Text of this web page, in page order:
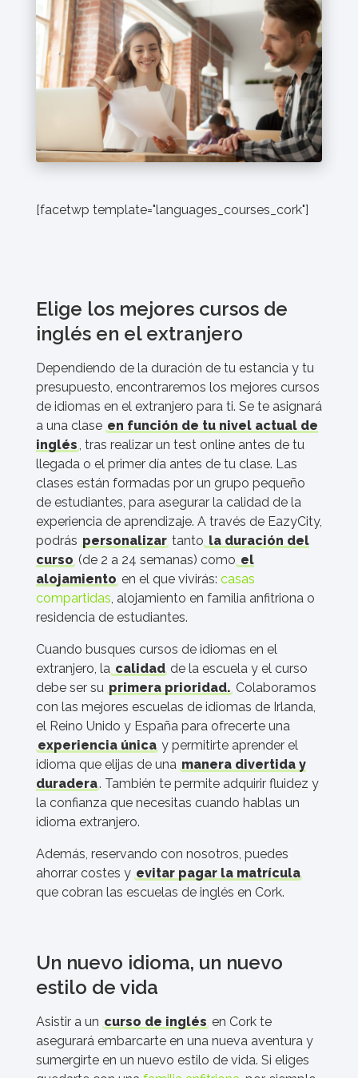
[facetwp template="languages_courses_cork"]
Elige los mejores cursos de
inglés en el extranjero
Dependiendo de la duración de tu estancia y tu
presupuesto, encontraremos los mejores cursos
de idiomas en el extranjero para ti. Se te asignará
a una clase en función de tu nivel actual de
inglés , tras realizar un test online antes de tu
llegada o el primer día antes de tu clase. Las
clases están formadas por un grupo pequeño
de estudiantes, para asegurar la calidad de la
experiencia de aprendizaje. A través de EazyCity,
podrás personalizar tanto la duración del
curso (de 2 a 24 semanas) como el
alojamiento en el que vivirás: casas
compartidas , alojamiento en familia anfitriona o
residencia de estudiantes.
Cuando busques cursos de idiomas en el
extranjero, la calidad de la escuela y el curso
debe ser su primera prioridad. Colaboramos
con las mejores escuelas de idiomas de Irlanda,
el Reino Unido y España para ofrecerte una
experiencia única y permitirte aprender el
idioma que elijas de una manera divertida y
duradera. También te permite adquirir fluidez y
la confianza que necesitas cuando hablas un
idioma extranjero.
Además, reservando con nosotros, puedes
ahorrar costes y evitar pagar la matrícula
que cobran las escuelas de inglés en Cork.
Un nuevo idioma, un nuevo
estilo de vida
Asistir a un curso de inglés en Cork te
asegurará embarcarte en una nueva aventura y
sumergirte en un nuevo estilo de vida. Si eliges